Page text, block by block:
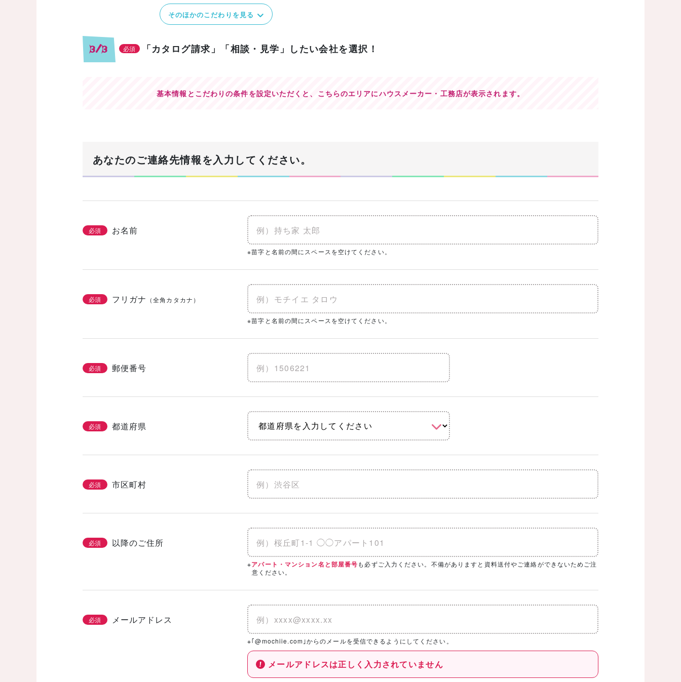
そのほかのこだわりを見る
3/3 必須 「カタログ請求」「相談・見学」したい会社を選択！
基本情報とこだわりの条件を設定いただくと、 こちらのエリアにハウスメーカー・工務店が表示されます。
あなたのご連絡先情報を入力してください。
必須 お名前
※苗字と名前の間にスペースを空けてください。
必須 フリガナ （全角カタカナ）
※苗字と名前の間にスペースを空けてください。
必須 郵便番号
必須 都道府県
必須 市区町村
必須 以降のご住所
※アパート・マンション名と部屋番号も必ずご入力ください。不備がありますと資料送付やご連絡ができないためご注
意ください。
必須 メールアドレス
※｢@mochiie.com｣からのメールを受信できるようにしてください。
メールアドレスは正しく入力されていません